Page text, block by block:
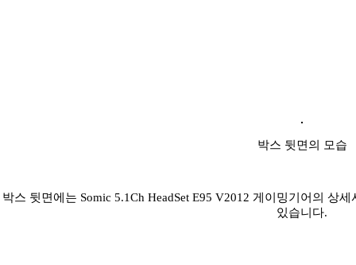
박스 뒷면의 모습
박스 뒷면에는 Somic 5.1Ch HeadSet E95 V2012 게이밍기어의 상
있습니다.